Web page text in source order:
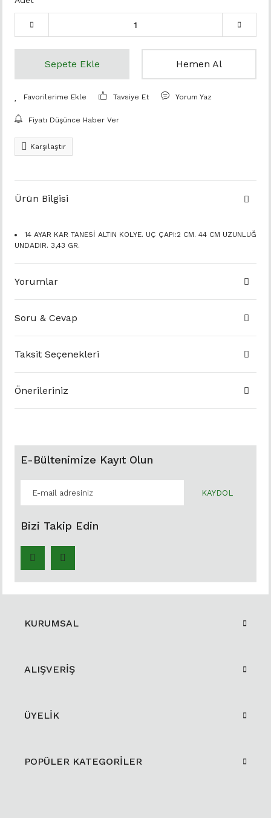
Sepete Ekle Hemen Al
Tavsiye Et Yorum Yaz
Fiyatı Düşünce Haber Ver
Karşılaştır
Ürün Bilgisi
14 AYAR KAR TANESİ ALTIN KOLYE. UÇ ÇAPI:2 CM. 44 CM UZUNLUĞ
UNDADIR. 3,43 GR.
Yorumlar
Soru & Cevap
Taksit Seçenekleri
Önerileriniz
E-Bültenimize Kayıt Olun
KAYDOL
Bizi Takip Edin
KURUMSAL
ALIŞVERİŞ
ÜYELİK
POPÜLER KATEGORİLER